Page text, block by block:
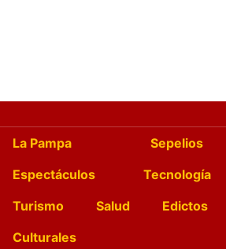
La Pampa Sepelios
Espectáculos
Tecnología
Turismo
Salud Edictos
Culturales